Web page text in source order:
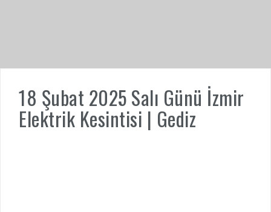
18 Şubat 2025 Salı Günü İzmir
Elektrik Kesintisi | Gediz